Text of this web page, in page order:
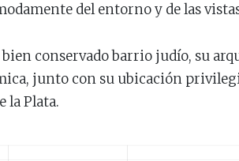
del entorno y de las
bien conservado barrio judío, su
junto con su ubicación
la Plata.